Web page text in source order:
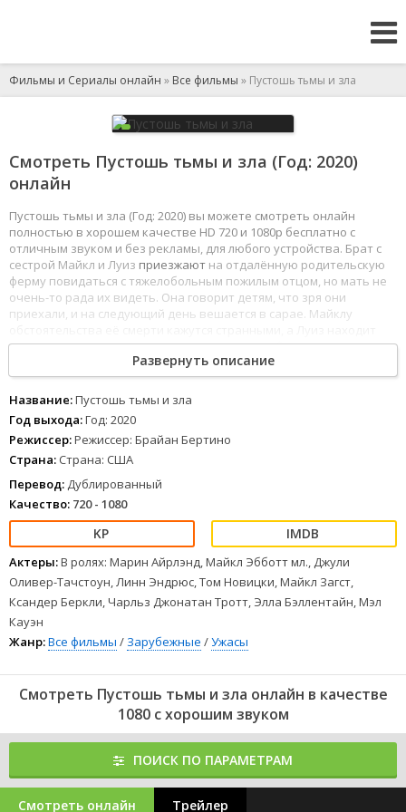
Фильмы и Сериалы онлайн » Все фильмы » Пустошь тьмы и зла
Смотреть Пустошь тьмы и зла (Год: 2020)
онлайн
Пустошь тьмы и зла (Год: 2020) вы можете смотреть онлайн
полностью в хорошем качестве HD 720 и 1080p бесплатно с
отличным звуком и без рекламы, для любого устройства. Брат с
сестрой Майкл и Луиз приезжают на отдалённую родительскую
ферму повидаться с тяжелобольным пожилым отцом, но мать не
очень-то рада их видеть. Она говорит детям, что зря они
приехали, и на следующий день вешается в сарае. Майклу
дневникматери, где та описывает некую злобную сущность, что
подбирается всё ближе.
12345 678
Развернуть описание
Название:Пустошь тьмы и зла
Год выхода:Год: 2020
Режиссер:Режиссер: Брайан Бертино
Страна: Страна: США
Перевод: Дублированный
Качество: 720 - 1080
Актеры:В ролях: Марин Айрлэнд, Майкл Эбботт мл., Джули
Оливер-Тачстоун, Линн Эндрюс, Том Новицки, Майкл Загст,
Ксандер Беркли, Чарльз Джонатан Тротт, Элла Бэллентайн, Мэл
Кауэн
Жанр:Все фильмы / Зарубежные /Ужасы
Смотреть Пустошь тьмы и зла онлайн в качестве
1080 с хорошим звуком
ПОИСК ПО ПАРАМЕТРАМ
Смотреть онлайн Трейлер